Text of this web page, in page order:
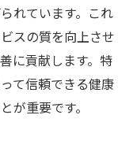
頼関係神奈川県
示すもの
セス
薬局の価値
れています。これ
スの質を向上させ
に貢献します。特
て信頼できる健康
が重要です。